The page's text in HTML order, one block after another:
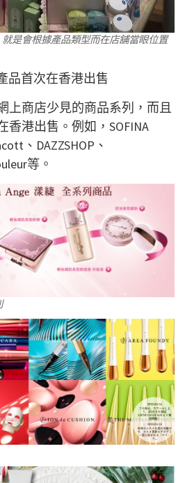
就是會根據產品類型而在店舖當眼位置
品首次在香港出售
上商店少見的商品系列，而且
香港出售。例如，SOFINA
、DAZZSHOP、
等。